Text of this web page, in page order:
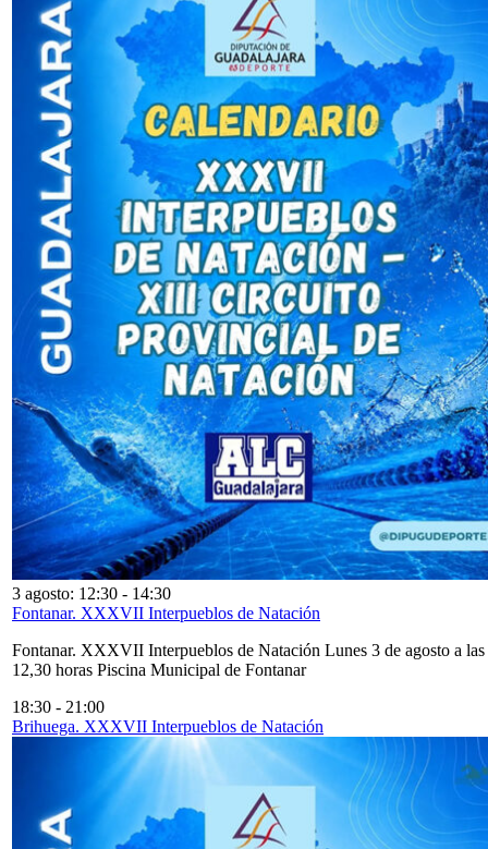
3 agosto: 12:30 - 14:30
Fontanar. XXXVII Interpueblos de Natación
Fontanar. XXXVII Interpueblos de Natación Lunes 3 de agosto a las
12,30 horas Piscina Municipal de Fontanar
18:30 - 21:00
Brihuega. XXXVII Interpueblos de Natación